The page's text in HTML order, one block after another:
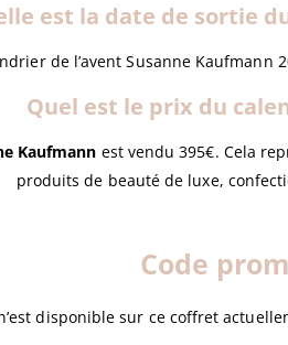
est la date de sortie
de l’avent Susanne
Quel est le prix du
Kaufmann est vendu 395€. Cela
produits de beauté de luxe,
Code
disponible sur ce coffret